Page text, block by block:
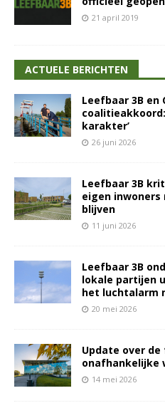
21 april 2019
ACTUELE BERICHTEN
Leefbaar 3B en
karakter’
26 juni 2026
Leefbaar 3B
eigen
blijven
11 juni 2026
Leefbaar 3B
lokale partijen
het luchtalarm
20 mei 2026
Update over
onafhankelijke
14 mei 2026